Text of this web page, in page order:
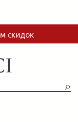
скидок